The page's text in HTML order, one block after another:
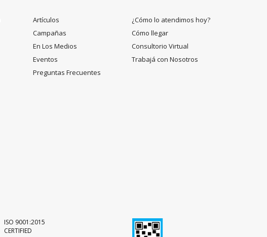
Artículos
Campañas
En Los Medios
Eventos
Preguntas Frecuentes
¿Cómo lo atendimos hoy?
Cómo llegar
Consultorio Virtual
Trabajá con Nosotros
ISO 9001:2015
CERTIFIED